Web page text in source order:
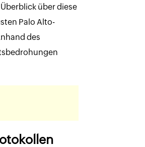
über diese
Palo Alto-
des